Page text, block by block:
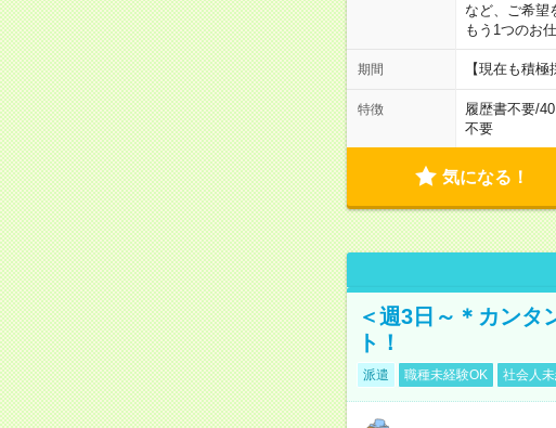
など、ご希望
もう1つのお
期間 【現在も積
特徴 履歴書不要/
不要
気になる！
＜週3日～＊カンタ
ト！
派遣 職種未経験OK 社会人